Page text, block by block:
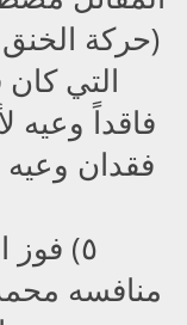
(حركة الخنق
التي
فاقداً وعيه
فقدان وعيه
٥)
منافسه